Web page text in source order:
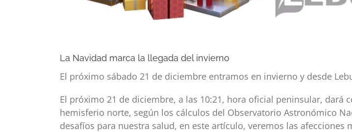
La Navidad marca la llegada del invierno
El próximo sábado 21 de diciembre entramos en invierno y desde
El próximo 21 de diciembre, a las 10:21, hora oficial peninsular, dará
hemisferio norte, según los cálculos del Observatorio Astronómico
desafíos para nuestra salud, en este artículo, veremos las